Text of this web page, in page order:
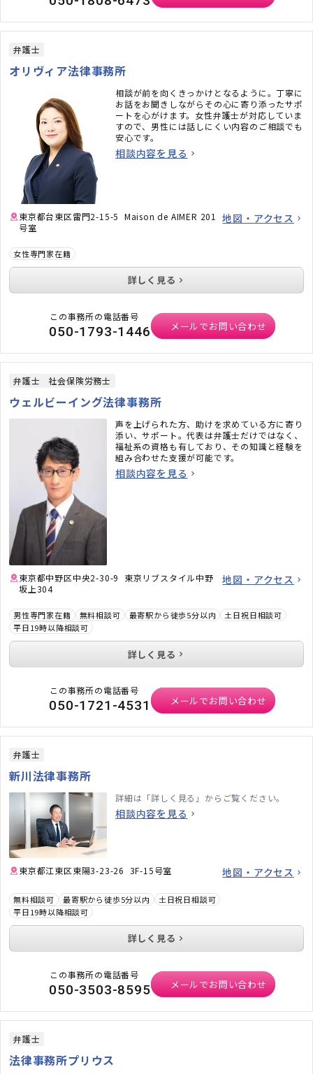
弁護士
オリヴィア法律事務所
相談が前を向くきっかけとなるように。丁寧に
お話をお聞きしながらその心に寄り添ったサポ
ートを心がけます。女性弁護士が対応していま
すので、男性には話しにくい内容のご相談でも
安心です。
相談内容を見る
東京都台東区雷門2-15-5 Maison de AIMER 201
号室
地図・アクセス
女性専門家在籍
詳しく見る
この事務所の電話番号
050-1793-1446 メールでお問い合わせ
弁護士 社会保険労務士
ウェルビーイング法律事務所
声を上げられた方、助けを求めている方に寄り
添い、サポート。代表は弁護士だけではなく、
福祉系の資格も有しており、その知識と経験を
組み合わせた支援が可能です。
相談内容を見る
東京都中野区中央2-30-9 東京リブスタイル中野
坂上304
地図・アクセス
男性専門家在籍 無料相談可 最寄駅から徒歩5分以内
土日祝日相談可
平日19時以降相談可
詳しく見る
この事務所の電話番号
050-1721-4531 メールでお問い合わせ
弁護士
新川法律事務所
詳細は「詳しく見る」からご覧ください。
相談内容を見る
東京都江東区東陽3-23-26 3F-15号室 地図・アクセス
無料相談可 最寄駅から徒歩5分以内
土日祝日相談可
平日19時以降相談可
詳しく見る
この事務所の電話番号
050-3503-8595 メールでお問い合わせ
弁護士
法律事務所プリウス